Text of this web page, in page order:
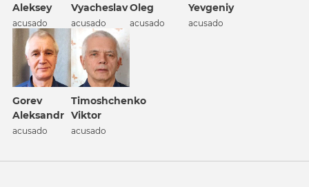
Aleksey
acusado
Vyacheslav
acusado
Oleg
acusado
Yevgeniy
acusado
Gorev
Aleksandr
acusado
Timoshchenko
Viktor
acusado